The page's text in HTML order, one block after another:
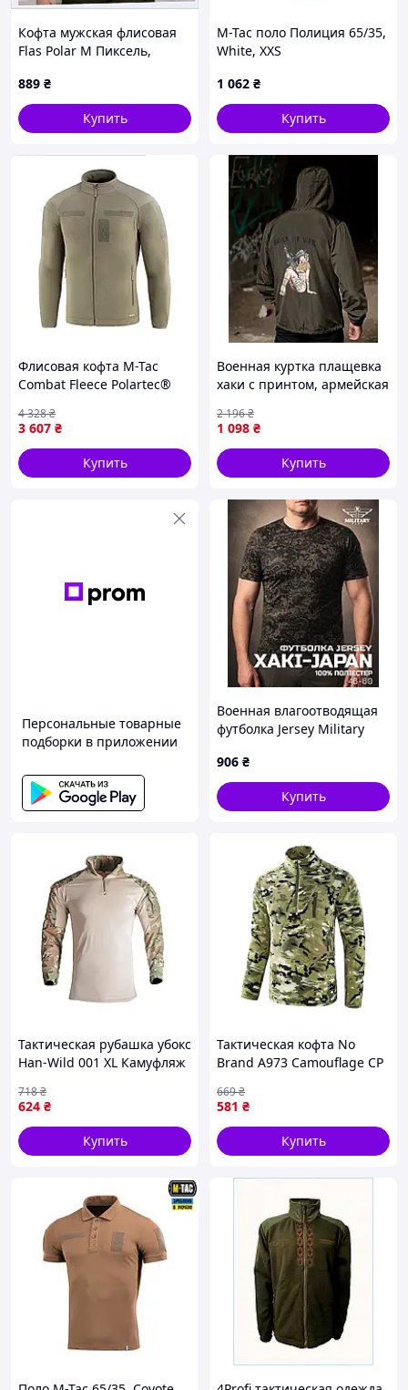
Отличный выбор для военных, охранников,
страйкболистов, любителей туризма и активного
отдыха. Подходит как для боевых задач, так и для
Цвет: Пиксель
Кофта мужская флисовая
Flas Polar M Пиксель,
889 ₴
Купить
M-Tac поло Полиция 65/35,
White, XXS
1 062 ₴
Купить
Флисовая кофта M-Tac
Combat Fleece Polartec®
теплая, усиленные зоны.
3 607 ₴
4 328₴
Купить
Военная куртка плащевка
хаки с принтом, армейская
влагозащитная олива c
капюшоном
1 098 ₴
2 196₴
Купить
Персональные товарные
подборки в приложении
Военная влагоотводящая
футболка Jersey Military
906 ₴
Купить
Тактическая рубашка убокс
Han-Wild 001 XL Камуфляж
624 ₴
718₴
Купить
Тактическая кофта No
Brand A973 Camouflage CP
581 ₴
669₴
Купить